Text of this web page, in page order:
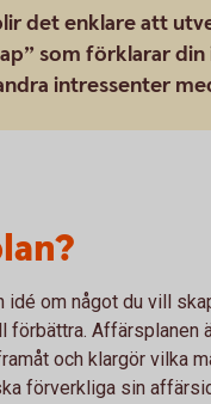
det enklare att
som förklarar
intressenter
om något du vill
förbättra. Affärsplanen
och klargör vilka
förverkliga sin